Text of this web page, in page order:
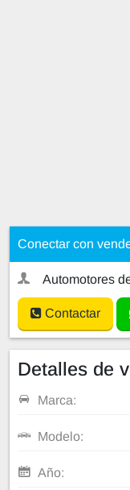
Conectar con
Automotores
Contactar
Detalles de
Marca:
Modelo:
Año: